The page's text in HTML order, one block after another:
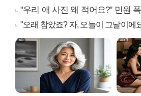
"우리 애 사진 왜 적어요?" 민원
"오래 참았죠? 자, 오늘이 그날이에